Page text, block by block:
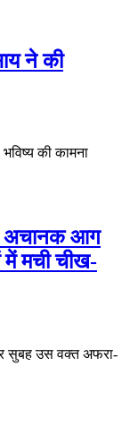
ने की
की कामना
अचानक आग
में मची चीख-
सुबह उस वक्त अफरा-